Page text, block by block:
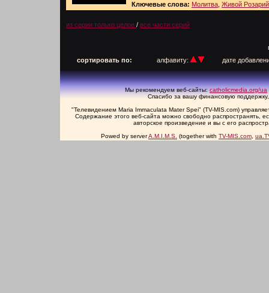
Ключевые слова: Молитва Живой Розарий
из серии только целое / все части серий
сортировать по:
алфавиту: дате
Мы рекомендуем веб-сайты:catholicmedia.org/ua
Спасибо за вашу финансовую
"Телевидением Maria Immaculata Mater Spei" (TV-MIS.com)
Содержание этого веб-сайта можно свободно распространять,
авторское произведение и вы с его
Powed by serverA.M.I.M.S. (together with TV-MIS.com